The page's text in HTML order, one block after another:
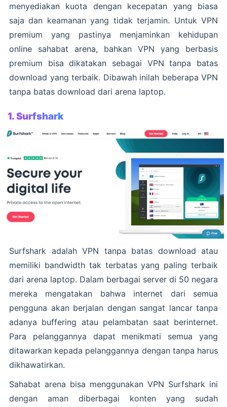
menyediakan kuota dengan kecepatan yang biasa
saja dan keamanan yang tidak terjamin. Untuk VPN
premium yang pastinya menjaminkan kehidupan
online sahabat arena, bahkan VPN yang berbasis
premium bisa dikatakan sebagai VPN tanpa batas
download yang terbaik. Dibawah inilah beberapa VPN
tanpa batas download dari arena laptop.
1.Surfshark
Surfshark adalah VPN tanpa batas download atau
memiliki bandwidth tak terbatas yang paling terbaik
dari arena laptop. Dalam berbagai server di 50 negara
mereka mengatakan bahwa internet dari semua
pengguna akan berjalan dengan sangat lancar tanpa
adanya buffering atau pelambatan saat berinternet.
Para pelanggannya dapat menikmati semua yang
ditawarkan kepada pelanggannya dengan tanpa harus
dikhawatirkan.
Sahabat arena bisa menggunakan VPN Surfshark ini
dengan aman diberbagai konten yang sudah